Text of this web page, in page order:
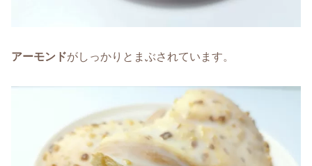
アーモンドがしっかりとまぶされています。